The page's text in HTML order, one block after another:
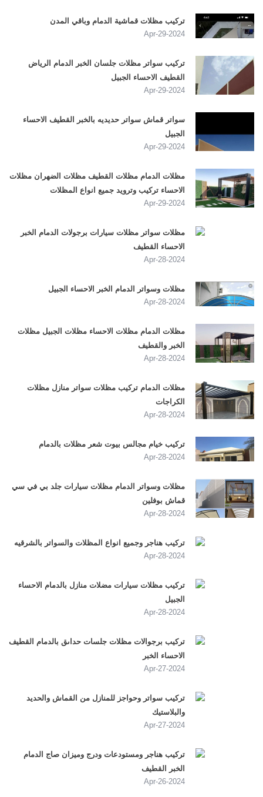
تركيب مظلات قماشية الدمام وباقي المدن
2024-Apr-29
تركيب سواتر مظلات جلسان الخبر الدمام الرياض
القطيف الاحساء الجبيل
2024-Apr-29
سواتر قماش سواتر حديديه بالخبر القطيف الاحساء
الجبيل
2024-Apr-29
مظلات الدمام مظلات القطيف مظلات الضهران مظلات
الاحساء تركيب وترويد جميع انواع المظلات
2024-Apr-29
مظلات سواتر مظلات سيارات برجولات الدمام الخبر
الاحساء القطيف
2024-Apr-28
مظلات وسواتر الدمام الخبر الاحساء الجبيل
2024-Apr-28
مظلات الدمام مظلات الاحساء مظلات الجبيل مظلات
الخبر والقطيف
2024-Apr-28
مظلات الدمام تركيب مظلات سواتر منازل مظلات
الكراجات
2024-Apr-28
تركيب خيام مجالس بيوت شعر مظلات بالدمام
2024-Apr-28
مظلات وسواتر الدمام مظلات سيارات جلد بي في سي
قماش بوفلين
2024-Apr-28
تركيب هناجر وجميع انواع المظلات والسواتر بالشرقيه
2024-Apr-28
تركيب مظلات سيارات مضلات منازل بالدمام الاحساء
الجبيل
2024-Apr-28
تركيب برجوالات مظلات جلسات حداىق بالدمام القطيف
الاحساء الخبر
2024-Apr-27
تركيب سواتر وحواجز للمنازل من القماش والحديد
والبلاستيك
2024-Apr-27
تركيب هناجر ومستودعات ودرج وميزان صاج الدمام
الخبر القطيف
2024-Apr-26